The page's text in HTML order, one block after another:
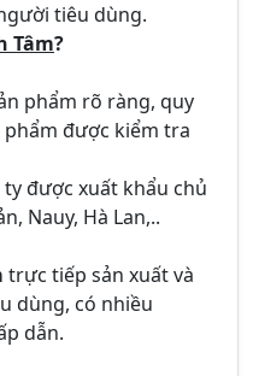
tiêu dùng.
Tâm?
phẩm rõ ràng, quy
được kiểm tra
được xuất khẩu chủ
Nauy, Hà Lan,..
trực tiếp sản xuất và
dùng, có nhiều
dẫn.